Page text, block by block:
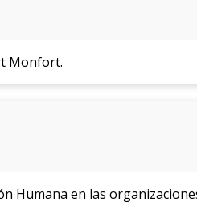
Monfort.
Humana en las